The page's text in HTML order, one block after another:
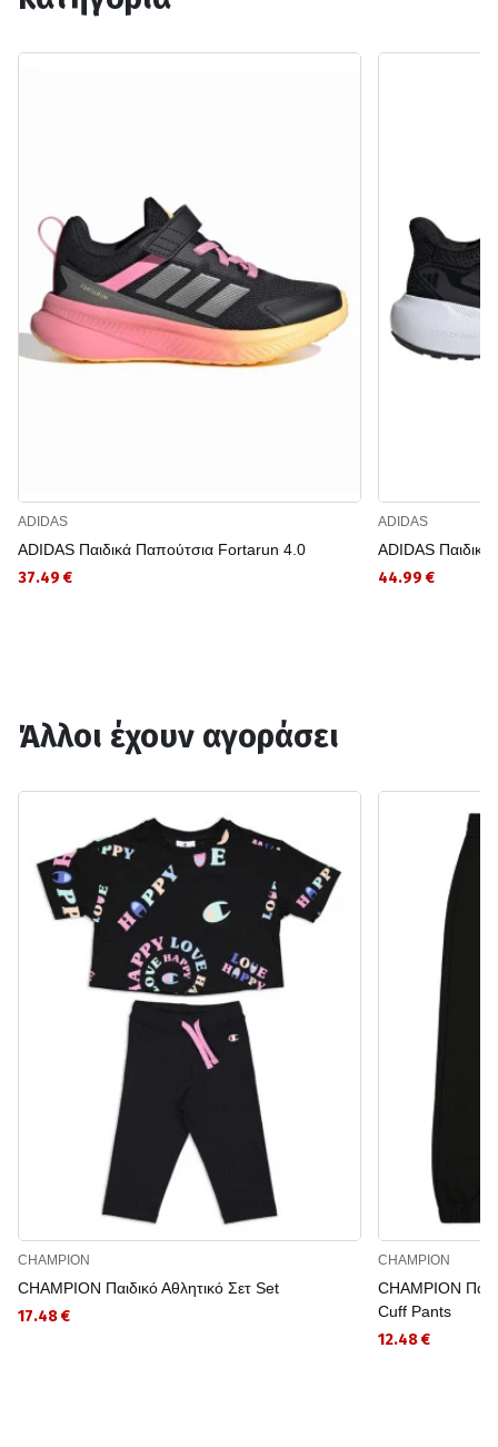
ADIDAS
ADIDAS Παιδικά Παπούτσια Fortarun 4.0
37.49 €
ADIDAS
ADIDAS
44.99 €
Άλλοι έχουν αγοράσει
CHAMPION
CHAMPION Παιδικό Αθλητικό Σετ Set
17.48 €
CHAMPION
CHAMPION
Cuff Pants
12.48 €